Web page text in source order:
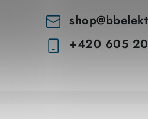
shop@
+420 605